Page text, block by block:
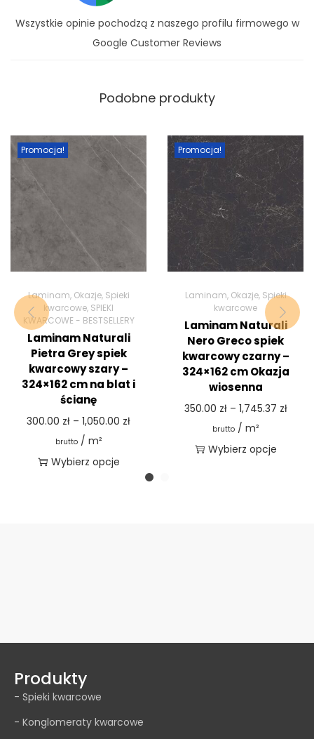
Wszystkie opinie pochodzą z naszego profilu firmowego w
Google Customer Reviews
Podobne produkty
Promocja!
Laminam, Okazje, Spieki
kwarcowe, SPIEKI
KWARCOWE - BESTSELLERY
Laminam Naturali
Pietra Grey spiek
kwarcowy szary –
324×162 cm na blat i
ścianę
300.00 zł – 1,050.00 zł
brutto/ m²
Wybierz opcje
Promocja!
Laminam, Okazje, Spieki
kwarcowe
Laminam Naturali
Nero Greco spiek
kwarcowy czarny –
324×162 cm Okazja
wiosenna
350.00 zł – 1,745.37 zł
brutto/ m²
Wybierz opcje
Produkty
- Spieki kwarcowe
- Konglomeraty kwarcowe